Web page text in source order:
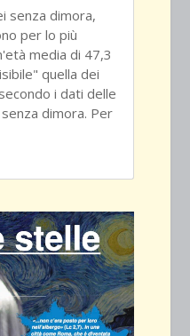
senza dimora,
per lo più
media di 47,3
quella dei
i dati delle
dimora. Per